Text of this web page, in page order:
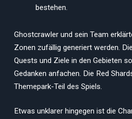
bestehen.
Ghostcrawler und sein Team
Zonen zufällig generiert werden.
Quests und Ziele in den Gebieten
Gedanken anfachen. Die Red
Themepark-Teil des Spiels.
Etwas unklarer hingegen ist die